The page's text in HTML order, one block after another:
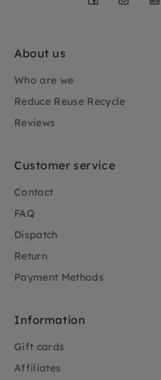
About us
Who are we
Reduce Reuse Recycle
Reviews
Customer service
Contact
FAQ
Dispatch
Return
Payment Methods
Information
Gift cards
Affiliates